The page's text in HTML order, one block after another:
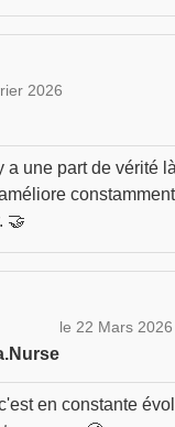
2026
a une part de vérité
🤝
le 22 Mars 2026
en constante